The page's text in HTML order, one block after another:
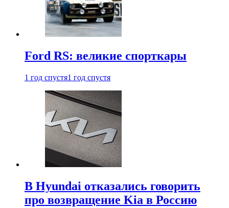
Ford RS: великие спорткары
1 год спустя1 год спустя
В Hyundai отказались говорить
про возвращение Kia в Россию